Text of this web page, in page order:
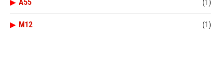
▶ A55 (1)
▶ M12 (1)